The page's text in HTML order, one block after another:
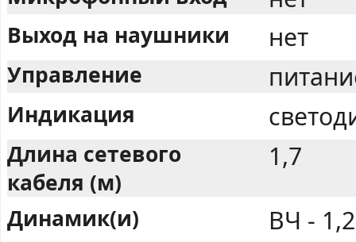
Выход на наушники нет
Управление
Индикация
Длина сетевого
кабеля (м)
1,7
Динамик(и) ВЧ -